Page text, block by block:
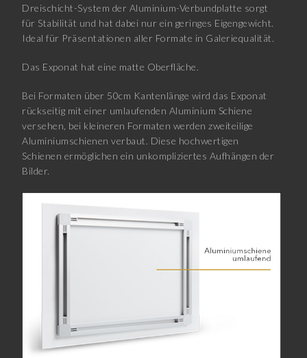
Dreischicht-System der Aluminium-Verbundplatte sorgt
für Stabilität und hat dabei nur ein geringes Eigengewicht.
Ideal für Präsentationen aller Formate in Galeriequalität.
Das Exponat hat eine matte Oberfläche.
Bei Formaten über 50cm Kantenlänge wird das Exponat
rückseitig mit einer umlaufenden Aluminium Schiene
versehen, bei kleineren Formaten werden zweiteilige
Aluminiumschienen verbaut. Diese hochwertigen
Schienen ermöglichen ein unkompliziertes Aufhängen der
Bilder.